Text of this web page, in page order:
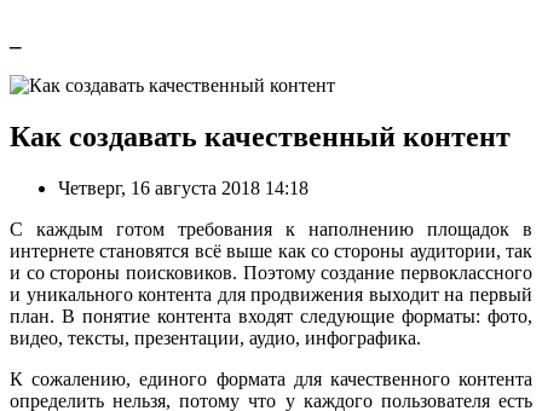
Как создавать качественный контент
Четверг, 16 августа 2018 14:18
С каждым готом требования к наполнению площадок в
интернете становятся всё выше как со стороны аудитории, так
и со стороны поисковиков. Поэтому создание первоклассного
и уникального контента для продвижения выходит на первый
план. В понятие контента входят следующие форматы: фото,
видео, тексты, презентации, аудио, инфографика.
К сожалению, единого формата для качественного контента
определить нельзя, потому что у каждого пользователя есть